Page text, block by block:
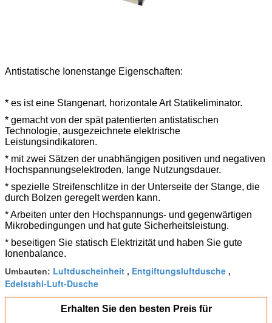
Antistatische Ionenstange Eigenschaften:
* es ist eine Stangenart, horizontale Art Statikeliminator.
* gemacht von der spät patentierten antistatischen
Technologie, ausgezeichnete elektrische
Leistungsindikatoren.
* mit zwei Sätzen der unabhängigen positiven und negativen
Hochspannungselektroden, lange Nutzungsdauer.
* spezielle Streifenschlitze in der Unterseite der Stange, die
durch Bolzen geregelt werden kann.
* Arbeiten unter den Hochspannungs- und gegenwärtigen
Mikrobedingungen und hat gute Sicherheitsleistung.
* beseitigen Sie statisch Elektrizität und haben Sie gute
Ionenbalance.
Umbauten: Luftduscheinheit , Entgiftungsluftdusche ,
Edelstahl-Luft-Dusche
Erhalten Sie den besten Preis für